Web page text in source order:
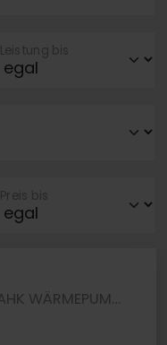
Leistung bis
Preis bis
Enyaq Coupe 60 SPORTLINE AHK WÄRMEPUMPE 360CAM